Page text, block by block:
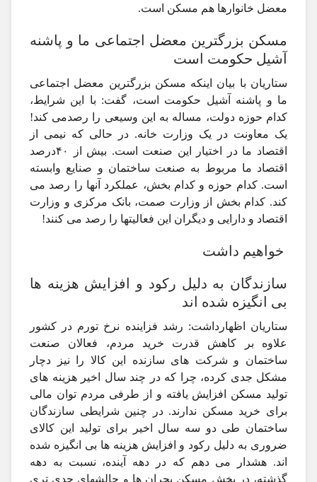
معضل خانوارها هم مسکن است.
مسکن بزرگترین معضل اجتماعی ما و پاشنه
آشیل حکومت است
ستاریان با بیان اینکه مسکن بزرگترین معضل اجتماعی
ما و پاشنه آشیل حکومت است، گفت: با این شرایط،
کدام حوزه دولت، مساله به این وسیعی را رصدمی کند!
یک معاونت در یک وزارت خانه. در حالی که نیمی از
اقتصاد ما در اختیار این صنعت است. بیش از ۴۰درصد
اقتصاد ما مربوط به صنعت ساختمان و صنایع وابسته
است. کدام حوزه و کدام بخش، عملکرد آنها را رصد می
کند. کدام بخش از وزارت صمت، بانک مرکزی و وزارت
اقتصاد و دارایی و دیگران این فعالیتها را رصد می کنند!
خواهیم داشت
سازندگان به دلیل رکود و افزایش هزینه ها
بی انگیزه شده اند
ستاریان اظهارداشت: رشد فزاینده نرخ تورم در کشور
علاوه بر کاهش قدرت خرید مردم، فعالان صنعت
ساختمان و شرکت های سازنده این کالا را نیز دچار
مشکل جدی کرده، چرا که در چند سال اخیر هزینه های
تولید مسکن افزایش یافته و از طرفی مردم توان مالی
برای خرید مسکن ندارند. در چنین شرایطی سازندگان
ساختمان طی دو سه سال اخیر برای تولید این کالای
ضروری به دلیل رکود و افزایش هزینه ها بی انگیزه شده
اند. هشدار می دهم که در دهه آینده، نسبت به دهه
گذشته، در بخش مسکن بحران ها و چالشهای جدی تری